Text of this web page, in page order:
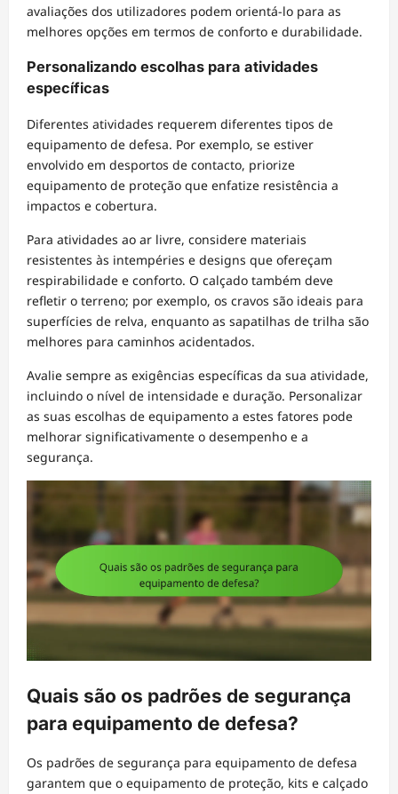
avaliações dos utilizadores podem orientá-lo para as
melhores opções em termos de conforto e durabilidade.
Personalizando escolhas para atividades
específicas
Diferentes atividades requerem diferentes tipos de
equipamento de defesa. Por exemplo, se estiver
envolvido em desportos de contacto, priorize
equipamento de proteção que enfatize resistência a
impactos e cobertura.
Para atividades ao ar livre, considere materiais
resistentes às intempéries e designs que ofereçam
respirabilidade e conforto. O calçado também deve
refletir o terreno; por exemplo, os cravos são ideais para
superfícies de relva, enquanto as sapatilhas de trilha são
melhores para caminhos acidentados.
Avalie sempre as exigências específicas da sua atividade,
incluindo o nível de intensidade e duração. Personalizar
as suas escolhas de equipamento a estes fatores pode
melhorar significativamente o desempenho e a
segurança.
Quais são os padrões de segurança
para equipamento de defesa?
Os padrões de segurança para equipamento de defesa
garantem que o equipamento de proteção, kits e calçado